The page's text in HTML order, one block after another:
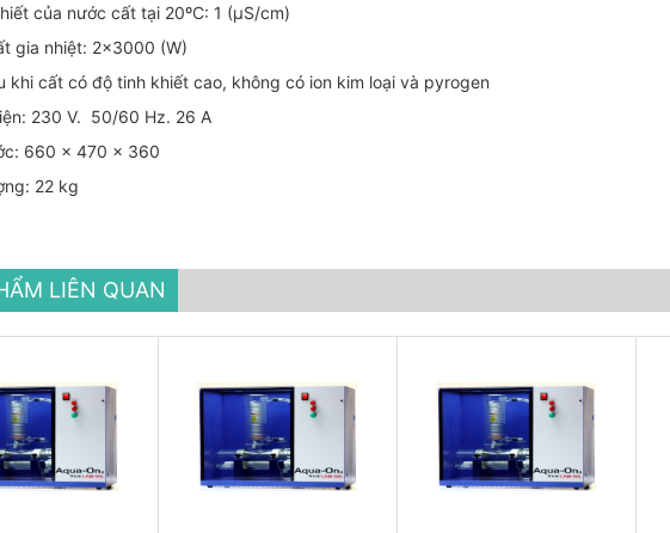
của nước cất tại 20ºC: 1 (µS/cm)
gia nhiệt: 2x3000 (W)
khi cất có độ tinh khiết cao, không có ion kim loại và pyrogen
230 V. 50/60 Hz. 26 A
660 x 470 x 360
22 kg
LIÊN QUAN